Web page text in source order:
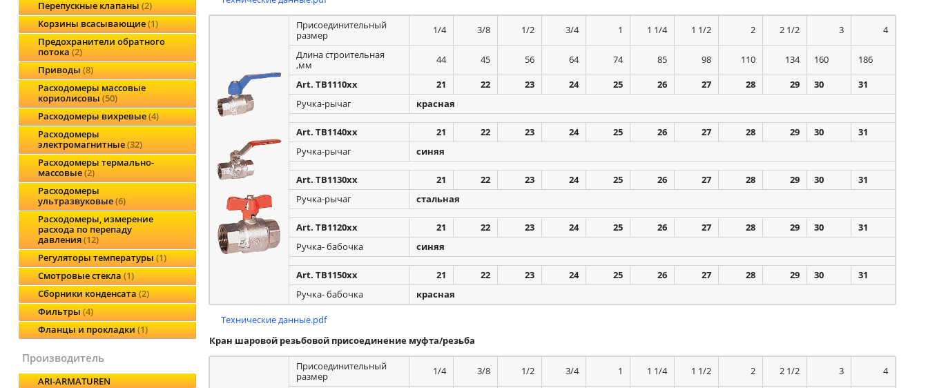
Перепускные клапаны 2
Корзины всасывающие 1
Предохранители обратного
потока 2
Приводы 8
Расходомеры массовые
кориолисовы 50
Расходомеры вихревые 4
Расходомеры
электромагнитные 32
Расходомеры термально-
массовые 2
Расходомеры
ультразвуковые 6
Расходомеры, измерение
расхода по перепаду
давления 12
Регуляторы температуры 1
Смотровые стекла 1
Сборники конденсата 2
Фильтры 4
Фланцы и прокладки 1
производитель
ARI-ARMATUREN
Присоединительный
размер
1/4 3/8 1/2 3/4 1 1 1/4 1 1/2 2 2 1/2 3
4
Длина строительная
,мм
44 45 56 64 74 85 98 110 134 160
186
Art. TB1110xx
21 22 23 24 25 26 27 28 29 30
31
Ручка-рычаг
красная
Art. TB1140xx 21 22 23 24 25 26 27 28 29 30
31
Ручка-рычаг
синяя
Art. TB1130xx 21 22 23 24 25 26 27 28 29 30
31
Ручка-рычаг
стальная
Art. TB1120xx 21 22 23 24 25 26 27 28 29 30
31
Ручка- бабочка
синяя
Art. TB1150xx 21 22 23 24 25 26 27 28 29 30
31
Ручка- бабочка
красная
Технические данные.pdf
Кран шаровой резьбовой присоединение муфта/резьба
Присоединительный
размер
1/4 3/8 1/2 3/4 1 1 1/4 1 1/2 2 2 1/2 3
4